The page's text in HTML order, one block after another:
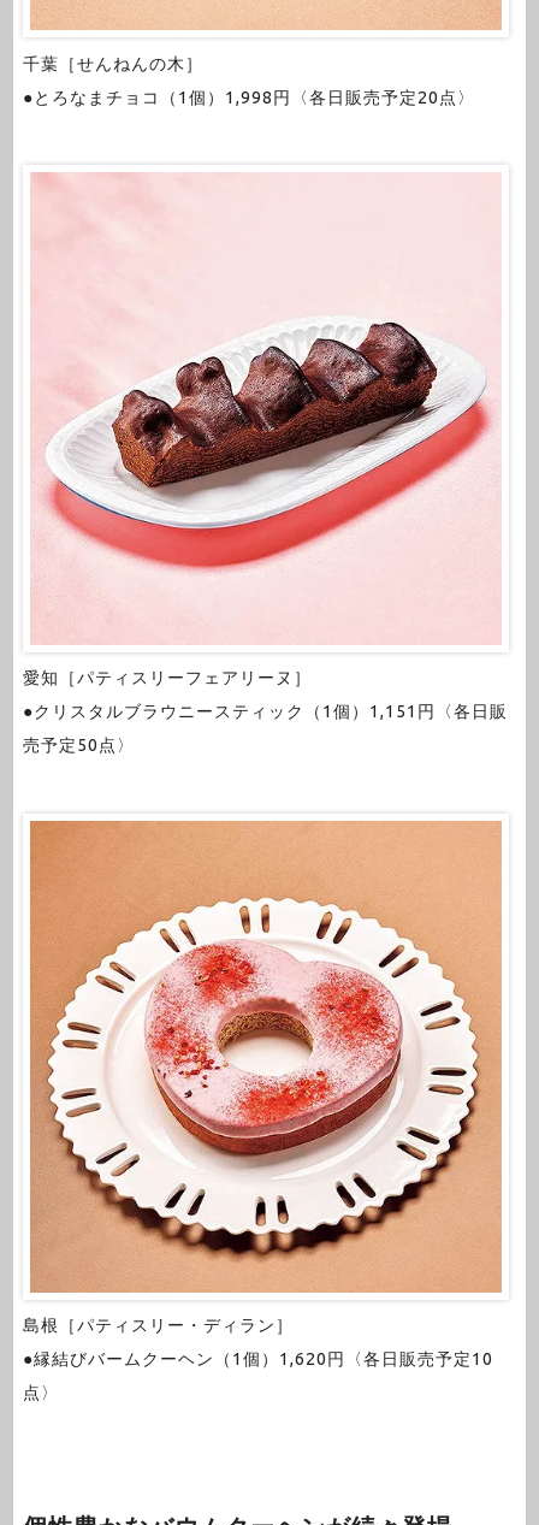
千葉［せんねんの木］
●とろなまチョコ（1個）1,998円〈各日販売予定20点〉
愛知［パティスリーフェアリーヌ］
●クリスタルブラウニースティック（1個）1,151円〈各日販
売予定50点〉
島根［パティスリー・ディラン］
●縁結びバームクーヘン（1個）1,620円〈各日販売予定10
点〉